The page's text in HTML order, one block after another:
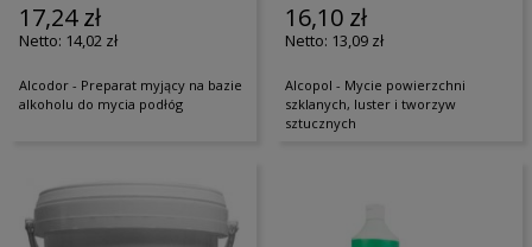
17,24 zł
14,02 zł
Alcodor - Preparat myjący na bazie
alkoholu do mycia podłóg
16,10 zł
13,09 zł
Alcopol - Mycie powierzchni
szklanych, luster i tworzyw
sztucznych